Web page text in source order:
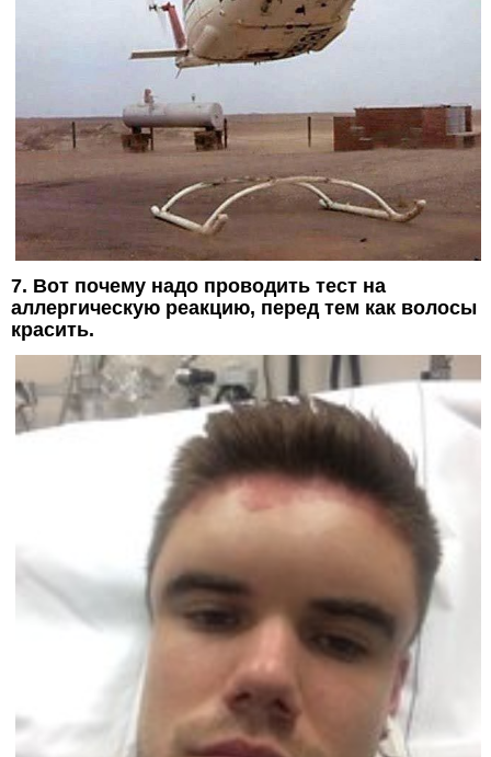
7. Вот почему надо проводить тест на
аллергическую реакцию, перед тем как волосы
красить.